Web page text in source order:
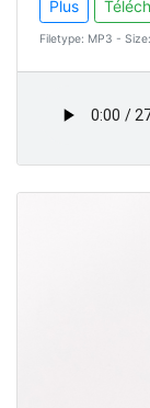
Plus
Filetype: MP3 -